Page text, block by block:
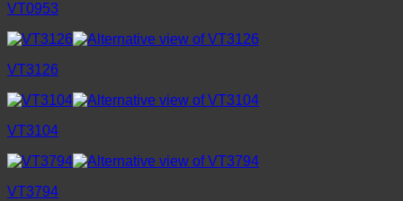
VT0953
VT3126
VT3104
VT3794